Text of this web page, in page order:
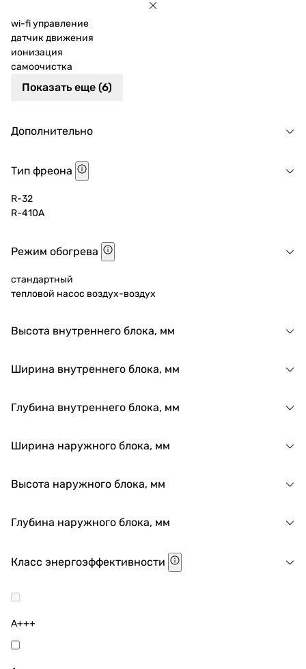
wi-fi управление
датчик движения
ионизация
самоочистка
Показать еще (6)
Дополнительно
Тип фреона
R-32
R-410A
Режим обогрева
стандартный
тепловой насос воздух-воздух
Высота внутреннего блока, мм
Ширина внутреннего блока, мм
Глубина внутреннего блока, мм
Ширина наружного блока, мм
Высота наружного блока, мм
Глубина наружного блока, мм
Класс энергоэффективности
A+++